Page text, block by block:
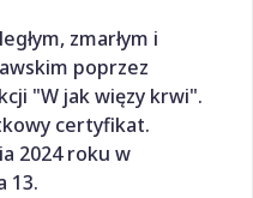
zmarłym i
poprzez
"W jak więzy krwi".
certyfikat.
2024 roku w
13.